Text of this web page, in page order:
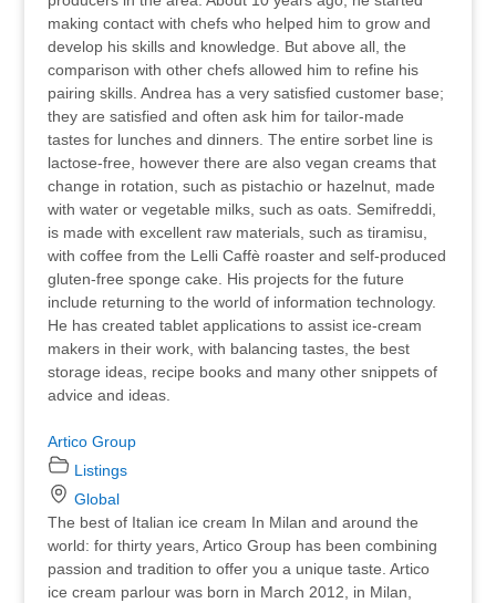
making contact with chefs who helped him to grow and
develop his skills and knowledge. But above all, the
comparison with other chefs allowed him to refine his
pairing skills. Andrea has a very satisfied customer base;
they are satisfied and often ask him for tailor-made
tastes for lunches and dinners. The entire sorbet line is
lactose-free, however there are also vegan creams that
change in rotation, such as pistachio or hazelnut, made
with water or vegetable milks, such as oats. Semifreddi,
is made with excellent raw materials, such as tiramisu,
with coffee from the Lelli Caffè roaster and self-produced
gluten-free sponge cake. His projects for the future
include returning to the world of information technology.
He has created tablet applications to assist ice-cream
makers in their work, with balancing tastes, the best
storage ideas, recipe books and many other snippets of
advice and ideas.
Artico Group
Listings
Global
The best of Italian ice cream In Milan and around the
world: for thirty years, Artico Group has been combining
passion and tradition to offer you a unique taste. Artico
ice cream parlour was born in March 2012, in Milan,